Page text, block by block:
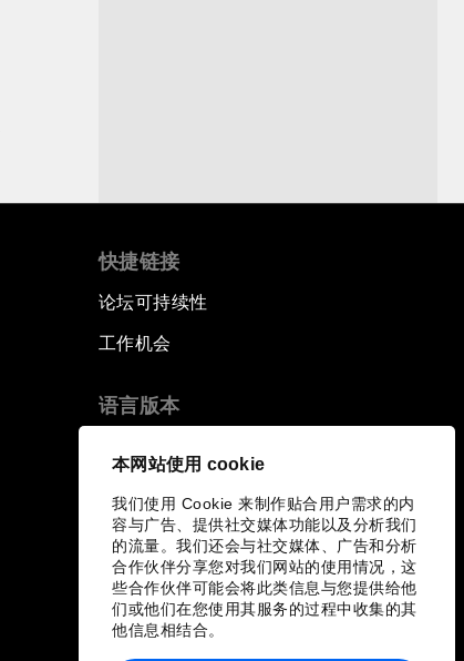
本网站使用 cookie
我们使用 Cookie 来制作贴合用户需求的内
容与广告、提供社交媒体功能以及分析我们
的流量。我们还会与社交媒体、广告和分析
合作伙伴分享您对我们网站的使用情况，这
些合作伙伴可能会将此类信息与您提供给他
们或他们在您使用其服务的过程中收集的其
他信息相结合。
快捷链接
论坛可持续性
工作机会
语言版本